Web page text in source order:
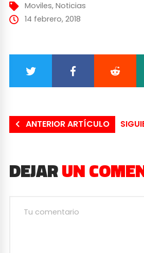
Moviles, Noticias
14 febrero, 2018
ANTERIOR ARTÍCULO
DEJARUN